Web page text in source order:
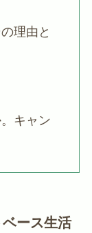
理由と
キャン
ース生活